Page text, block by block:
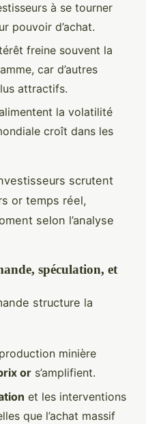
à se tourner
pouvoir d’achat.
freine souvent la
car d’autres
attractifs.
la volatilité
croît dans les
scrutent
or temps réel,
selon l’analyse
spéculation, et
structure la
minière
or s’amplifient.
et les interventions
que l’achat massif